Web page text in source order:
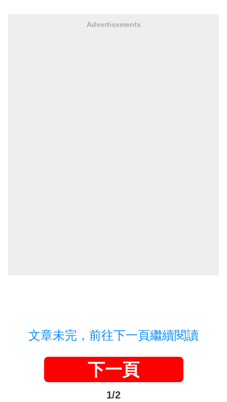
Advertisements
文章未完，前往下一頁繼續閱讀
下一頁
1/2